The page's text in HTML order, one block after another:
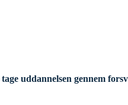
uddannelsen gennem